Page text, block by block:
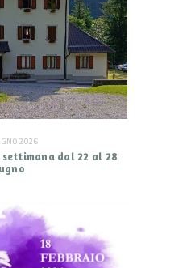
2026
dal 22 al 28